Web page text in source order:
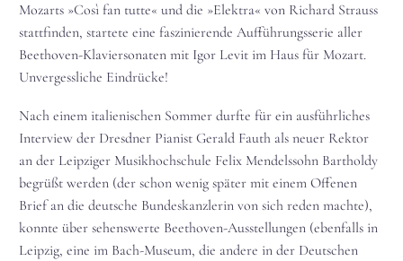
Mozarts »Così fan tutte« und die »Elektra« von Richard Strauss
stattfinden, startete eine faszinierende Aufführungsserie aller
Beethoven-Klaviersonaten mit Igor Levit im Haus für Mozart.
Unvergessliche Eindrücke!
Nach einem italienischen Sommer durfte für ein ausführliches
Interview der Dresdner Pianist Gerald Fauth als neuer Rektor
an der Leipziger Musikhochschule Felix Mendelssohn Bartholdy
begrüßt werden (der schon wenig später mit einem Offenen
Brief an die deutsche Bundeskanzlerin von sich reden machte),
konnte über sehenswerte Beethoven-Ausstellungen (ebenfalls in
Leipzig, eine im Bach-Museum, die andere in der Deutschen